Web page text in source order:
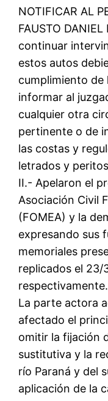
NOTIFICAR AL
FAUSTO
continuar
estos autos
cumplimiento de
informar al
cualquier otra
pertinente o de
las costas y
letrados y
II.- Apelaron el
Asociación Civil
(FOMEA) y la
expresando sus
memoriales
replicados el
respectivamente.
La parte actora
afectado el
omitir la fijación
sustitutiva y la
río Paraná y del
aplicación de la